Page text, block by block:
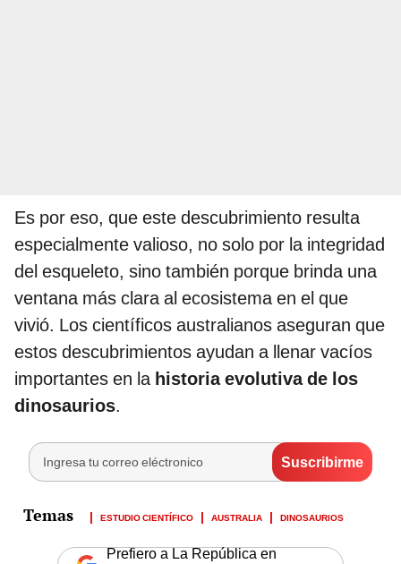
Es por eso, que este descubrimiento resulta
especialmente valioso, no solo por la integridad
del esqueleto, sino también porque brinda una
ventana más clara al ecosistema en el que
vivió. Los científicos australianos aseguran que
estos descubrimientos ayudan a llenar vacíos
importantes en la historia evolutiva de los
dinosaurios.
ESTUDIO CIENTÍFICO AUSTRALIA DINOSAURIOS
Prefiero a La República en